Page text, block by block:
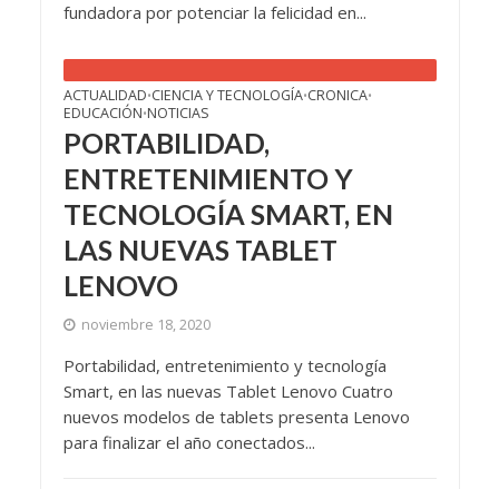
fundadora por potenciar la felicidad en...
ACTUALIDAD•CIENCIA Y TECNOLOGÍA•CRONICA•
EDUCACIÓN•NOTICIAS
PORTABILIDAD,
ENTRETENIMIENTO Y
TECNOLOGÍA SMART, EN
LAS NUEVAS TABLET
LENOVO
noviembre 18, 2020
Portabilidad, entretenimiento y tecnología
Smart, en las nuevas Tablet Lenovo Cuatro
nuevos modelos de tablets presenta Lenovo
para finalizar el año conectados...